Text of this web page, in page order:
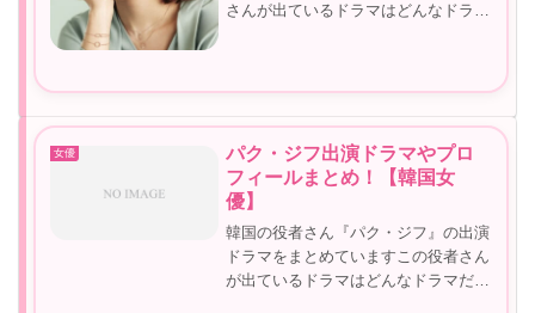
さんが出ているドラマはどんなドラマ
だ...
女優
パク・ジフ出演ドラマやプロ
フィールまとめ！【韓国女
優】
韓国の役者さん『パク・ジフ』の出演
ドラマをまとめていますこの役者さん
が出ているドラマはどんなドラマだっ